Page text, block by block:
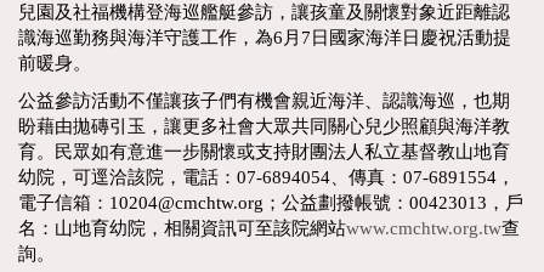
兒園及社福機構登海巡艦艇參訪，讓孩童及關懷對象近距離認
識海巡勤務與海洋守護工作，為6月7日國家海洋日慶祝活動提
前暖身。
公益參訪活動不僅讓孩子們有機會親近海洋、認識海巡，也期
盼藉由拋磚引玉，讓更多社會大眾共同關心兒少照顧與海洋教
育。民眾如有意進一步關懷或支持財團法人私立基督教山地育
幼院，可逕洽該院，電話：07-6894054、傳真：07-6891554，
電子信箱：10204@cmchtw.org；公益劃撥帳號：00423013，戶
名：山地育幼院，相關資訊可至該院網站www.cmchtw.org.tw查
詢。